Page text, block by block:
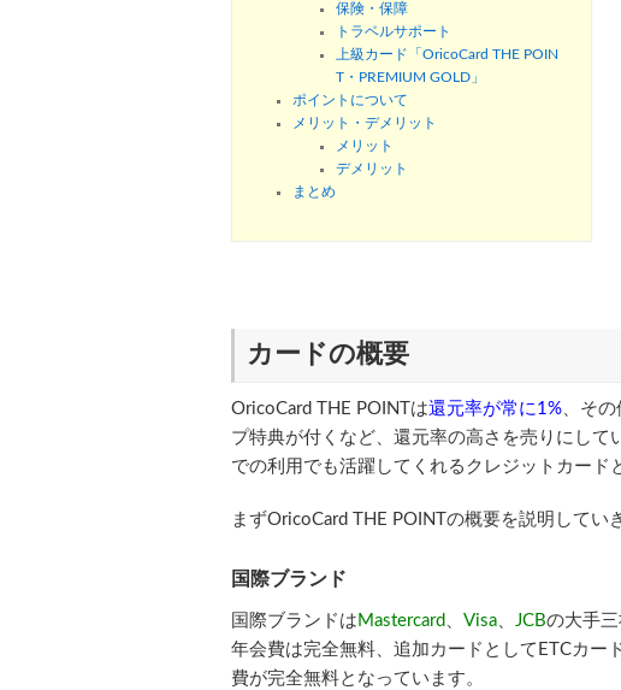
保険・保障
トラベルサポート
上級カード「OricoCard THE POIN
T・PREMIUM GOLD」
ポイントについて
メリット・デメリット
メリット
デメリット
まとめ
カードの概要
OricoCard THE POINTは還元率が常に1%、そ
プ特典が付くなど、還元率の高さを売りにして
での利用でも活躍してくれるクレジットカード
まずOricoCard THE POINTの概要を説明してい
国際ブランド
国際ブランドは Mastercard 、 Visa、 JCBの大手三
年会費は完全無料、追加カードとしてETCカー
費が完全無料となっています。